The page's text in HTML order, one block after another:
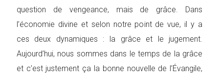
question de vengeance, mais de grâce. Dans
l’économie divine et selon notre point de vue, il y a
ces deux dynamiques : la grâce et le jugement.
Aujourd’hui, nous sommes dans le temps de la grâce
et c’est justement ça la bonne nouvelle de l’Évangile,